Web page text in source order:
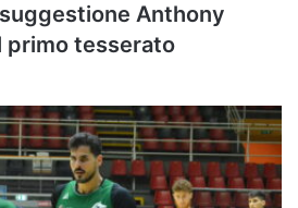
Anthony
primo tesserato